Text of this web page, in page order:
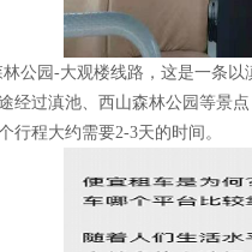
公园-大观楼线路，这是一条
经过滇池、西山森林公园等景
行程大约需要2-3天的时间。